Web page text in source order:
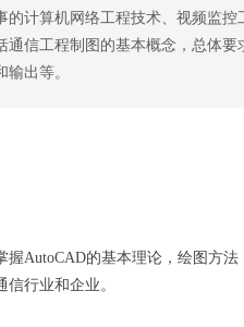
的计算机网络工程技术、视频监
通信工程制图的基本概念，总体
出等。
握AutoCAD的基本理论，绘图方
行业和企业。